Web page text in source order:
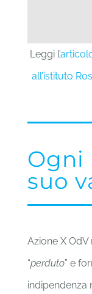
Leggi l’
all’istituto
Ogni
suo
Azione X
“perduto” e
indipendenza